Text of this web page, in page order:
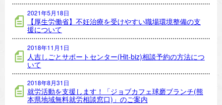
2021年5月18日
【厚生労働省】不妊治療を受けやすい職場環境整備の支
援について
2018年11月1日
人吉しごとサポートセンター(Hit-biz)相談予約の方法につ
いて
2018年8月31日
就労活動を支援します！「ジョブカフェ球磨ブランチ(熊
本県地域無料就労相談窓口)」のご案内